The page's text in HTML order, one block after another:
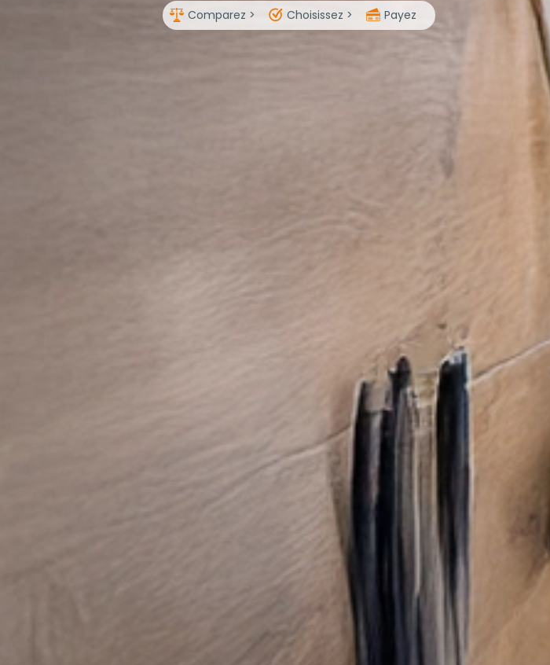
Comparez > Choisissez > Payez